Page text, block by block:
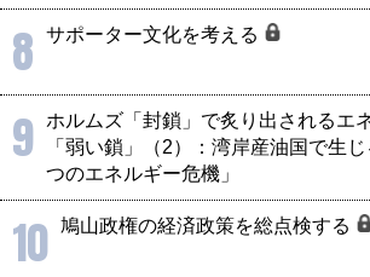
8 サポーター文化を考える
9
ホルムズ「封鎖」で炙り出されるエ
「弱い鎖」（2）：湾岸産油国で生
つのエネルギー危機」
10 鳩山政権の経済政策を総点検する